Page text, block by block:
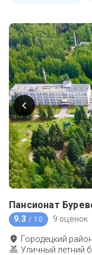
Пансионат
9.3 / 10 9 оценок
Городецкий район
Уличный летний